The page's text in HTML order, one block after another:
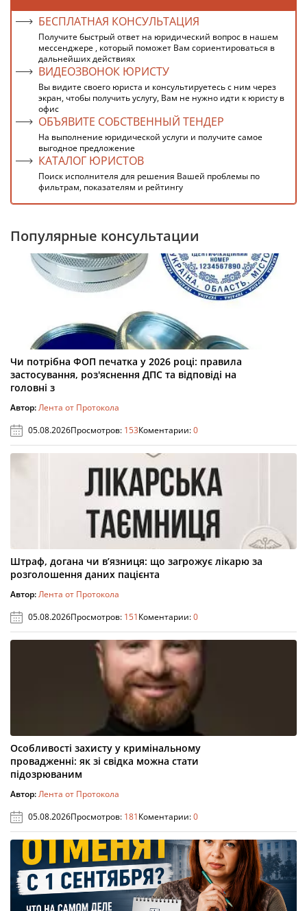
БЕСПЛАТНАЯ КОНСУЛЬТАЦИЯ
Получите быстрый ответ на юридический вопрос в нашем
мессенджере , который поможет Вам сориентироваться в
дальнейших действиях
ВИДЕОЗВОНОК ЮРИСТУ
Вы видите своего юриста и консультируетесь с ним через
экран, чтобы получить услугу, Вам не нужно идти к юристу в
офис
ОБЪЯВИТЕ СОБСТВЕННЫЙ ТЕНДЕР
На выполнение юридической услуги и получите самое
выгодное предложение
КАТАЛОГ ЮРИСТОВ
Поиск исполнителя для решения Вашей проблемы по
фильтрам, показателям и рейтингу
Популярные консультации
Чи потрібна ФОП печатка у 2026 році: правила
застосування, роз'яснення ДПС та відповіді на
головні з
Автор:Лента от Протокола
05.08.2026Просмотров: 153Коментарии:0
Штраф, догана чи в’язниця: що загрожує лікарю за
розголошення даних пацієнта
Автор:Лента от Протокола
05.08.2026Просмотров: 151Коментарии:0
Особливості захисту у кримінальному
провадженні: як зі свідка можна стати
підозрюваним
Автор:Лента от Протокола
05.08.2026Просмотров: 181Коментарии:0